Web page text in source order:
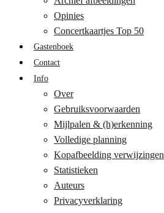
Opinies
Concertkaartjes Top 50
Gastenboek
Contact
Info
Over
Gebruiksvoorwaarden
Mijlpalen & (h)erkenning
Volledige planning
Kopafbeelding verwijzingen
Statistieken
Auteurs
Privacyverklaring